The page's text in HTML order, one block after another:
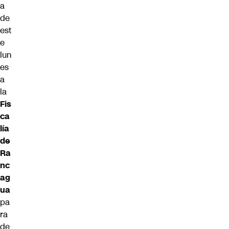
a
de
est
e
lun
es
a
la
Fis
ca
lía
de
Ra
nc
ag
ua
pa
ra
de